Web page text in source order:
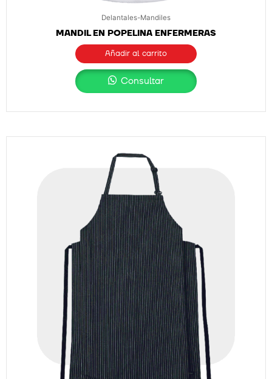
Delantales-Mandiles
MANDIL EN POPELINA ENFERMERAS
Añadir al carrito
Consultar